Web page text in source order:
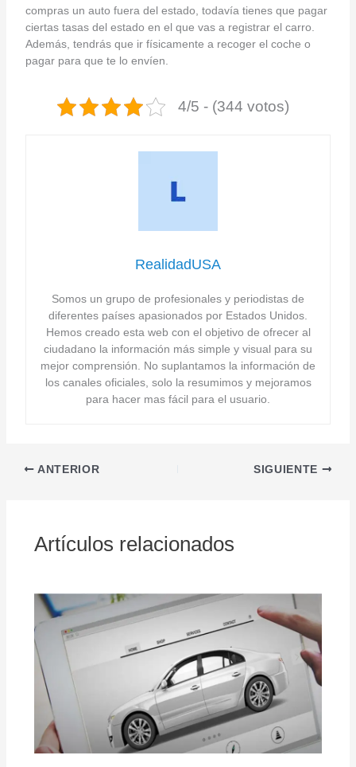
compras un auto fuera del estado, todavía tienes que pagar
ciertas tasas del estado en el que vas a registrar el carro.
Además, tendrás que ir físicamente a recoger el coche o
pagar para que te lo envíen.
4/5 - (344 votos)
RealidadUSA
Somos un grupo de profesionales y periodistas de
diferentes países apasionados por Estados Unidos.
Hemos creado esta web con el objetivo de ofrecer al
ciudadano la información más simple y visual para su
mejor comprensión. No suplantamos la información de
los canales oficiales, solo la resumimos y mejoramos
para hacer mas fácil para el usuario.
ANTERIOR SIGUIENTE
Artículos relacionados